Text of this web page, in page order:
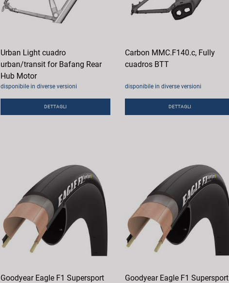
Urban Light cuadro
urban/transit for Bafang Rear
Hub Motor
disponibile in diverse versioni
DETTAGLI
Carbon MMC.F140.c, Fully
cuadros BTT
disponibile in diverse versioni
DETTAGLI
Goodyear Eagle F1 Supersport
Goodyear Eagle F1 Supersport